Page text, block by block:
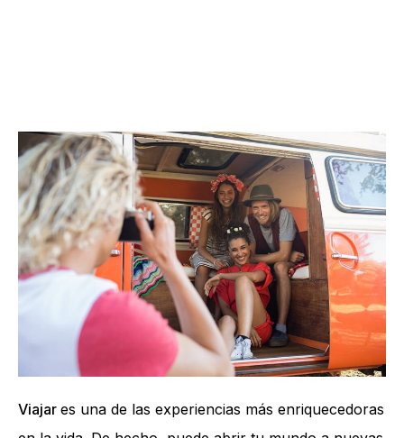
Viajar es una de las experiencias más enriquecedoras